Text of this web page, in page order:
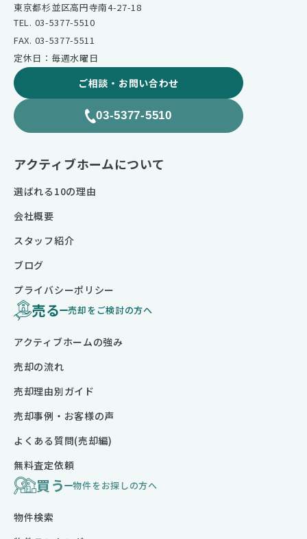
東京都杉並区高円寺南4-27-18
TEL. 03-5377-5510
FAX. 03-5377-5511
定休日：毎週水曜日
ご相談・お問い合わせ
03-5377-5510
売る 売却をご検討の方へ
アクティブホームの強み
売却の流れ
売却理由別ガイド
売却事例・お客様の声
よくある質問(売却編)
無料査定依頼
買う 物件をお探しの方へ
物件検索
アクティブホームについて
選ばれる10の理由
会社概要
スタッフ紹介
ブログ
プライバシーポリシー